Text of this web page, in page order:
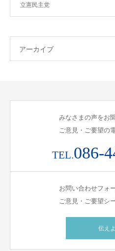
立憲民主党
アーカイブ
みなさまの声をお
ご意見・ご要望の
TEL.086-
お問い合わせフォ
ご意見・ご要望シ
伝え